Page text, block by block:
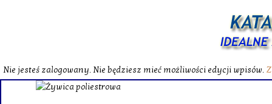
Nie jesteś zalogowany. Nie będziesz mieć możliwości edycji wpisów.